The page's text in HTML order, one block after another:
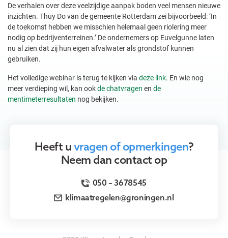
De verhalen over deze veelzijdige aanpak boden veel mensen nieuwe
inzichten. Thuy Do van de gemeente Rotterdam zei bijvoorbeeld: ‘In
de toekomst hebben we misschien helemaal geen riolering meer
nodig op bedrijventerreinen.’ De ondernemers op Euvelgunne laten
nu al zien dat zij hun eigen afvalwater als grondstof kunnen
gebruiken.
Het volledige webinar is terug te kijken via deze link. En wie nog
meer verdieping wil, kan ookde chatvragen en de
mentimeterresultaten nog bekijken.
Heeft uvragen of opmerkingen?
Neem dan contact op
050 – 3678545
klimaatregelen@groningen.nl